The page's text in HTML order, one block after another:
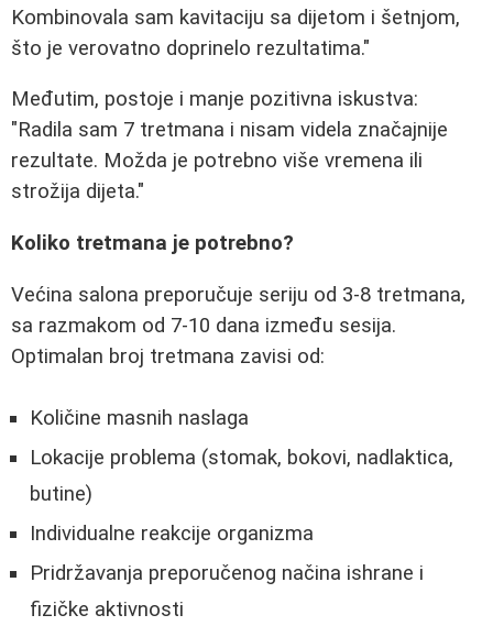
Kombinovala sam kavitaciju sa dijetom i šetnjom,
što je verovatno doprinelo rezultatima."
Međutim, postoje i manje pozitivna iskustva:
"Radila sam 7 tretmana i nisam videla značajnije
rezultate. Možda je potrebno više vremena ili
strožija dijeta."
Koliko tretmana je potrebno?
Većina salona preporučuje seriju od 3-8 tretmana,
sa razmakom od 7-10 dana između sesija.
Optimalan broj tretmana zavisi od:
Količine masnih naslaga
Lokacije problema (stomak, bokovi, nadlaktica,
butine)
Individualne reakcije organizma
Pridržavanja preporučenog načina ishrane i
fizičke aktivnosti